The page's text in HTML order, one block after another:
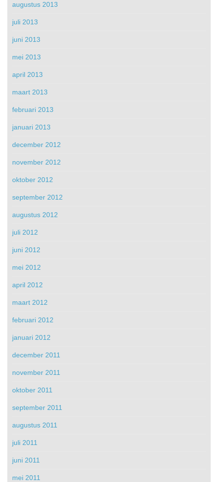
augustus 2013
juli 2013
juni 2013
mei 2013
april 2013
maart 2013
februari 2013
januari 2013
december 2012
november 2012
oktober 2012
september 2012
augustus 2012
juli 2012
juni 2012
mei 2012
april 2012
maart 2012
februari 2012
januari 2012
december 2011
november 2011
oktober 2011
september 2011
augustus 2011
juli 2011
juni 2011
mei 2011